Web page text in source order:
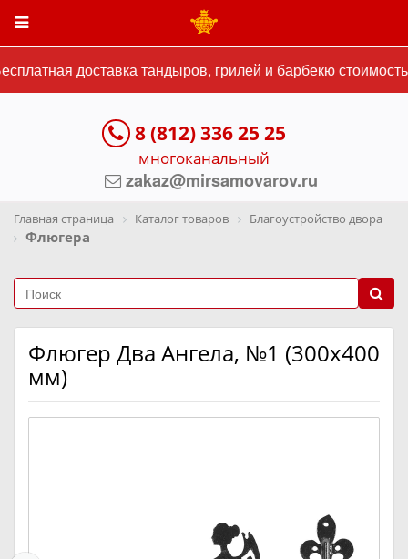
доставка тандыров, грилей и барбекю
8 (812) 336 25 25
многоканальный
zakaz@mirsamovarov.ru
Главная страница Каталог товаров Благоустройство двора
Флюгера
Флюгер Два Ангела, №1 (300х400
мм)